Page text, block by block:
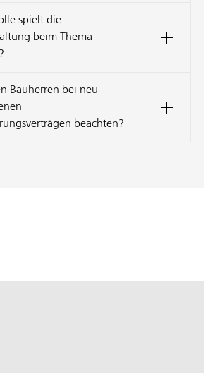
spielt die
beim Thema
Bauherren bei neu
beachten?